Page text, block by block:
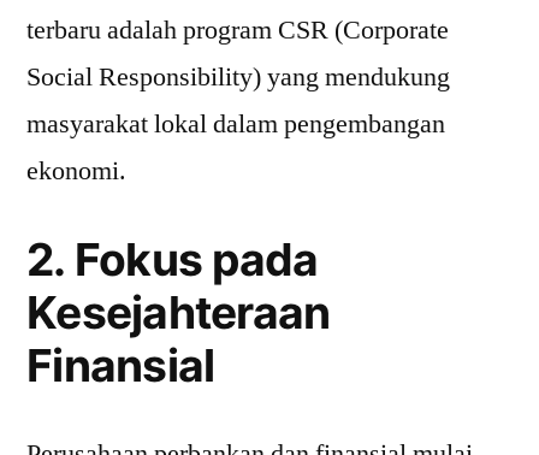
terbaru adalah program CSR (Corporate
Social Responsibility) yang mendukung
masyarakat lokal dalam pengembangan
ekonomi.
2. Fokus pada
Kesejahteraan
Finansial